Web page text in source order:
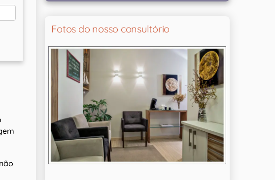
Fotos do nosso consultório